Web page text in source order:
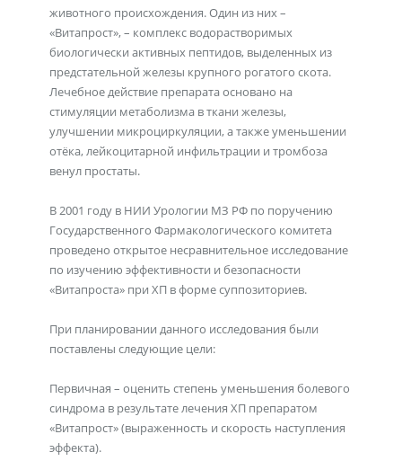
животного происхождения. Один из них –
«Витапрост», – комплекс водорастворимых
биологически активных пептидов, выделенных из
предстательной железы крупного рогатого скота.
Лечебное действие препарата основано на
стимуляции метаболизма в ткани железы,
улучшении микроциркуляции, а также уменьшении
отёка, лейкоцитарной инфильтрации и тромбоза
венул простаты.
В 2001 году в НИИ Урологии МЗ РФ по поручению
Государственного Фармакологического комитета
проведено открытое несравнительное исследование
по изучению эффективности и безопасности
«Витапроста» при ХП в форме суппозиториев.
При планировании данного исследования были
поставлены следующие цели:
Первичная – оценить степень уменьшения болевого
синдрома в результате лечения ХП препаратом
«Витапрост» (выраженность и скорость наступления
эффекта).